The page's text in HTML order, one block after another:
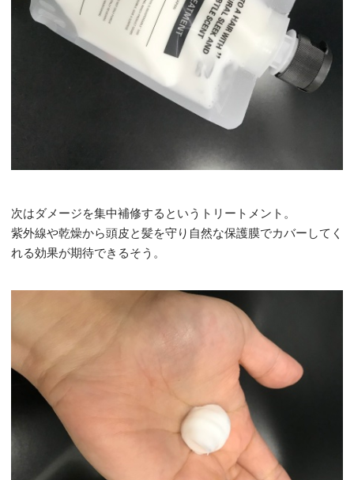
次はダメージを集中補修するというトリートメント。
紫外線や乾燥から頭皮と髪を守り自然な保護膜でカバーしてく
れる効果が期待できるそう。